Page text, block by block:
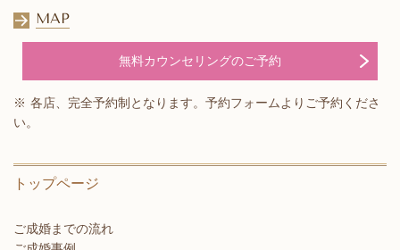
MAP
無料カウンセリングのご予約
※ 各店、完全予約制となります。予約フォームよりご予約くださ
い。
トップページ
ご成婚までの流れ